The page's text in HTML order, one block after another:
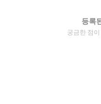
등록
궁금한 점